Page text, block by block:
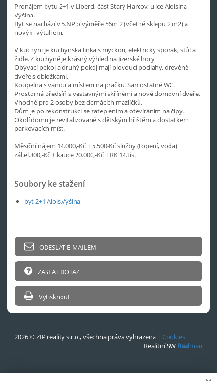
Pronájem bytu 2+1 v Liberci, část Starý Harcov, ulice Aloisina
Výšina.
Byt se nachází v 5.NP o výměře 56m 2 (včetně sklepu 2 m2) a
novým výtahem.
V kuchyni je kuchyňská linka s myčkou, elektrický sporák, stůl a
židle. Z kuchyně je krásný výhled na Jizerské hory.
Obývací pokoj a druhý pokoj mají plovoucí podlahy, dřevěné
dveře s obložkami.
Koupelna s vanou a místem na pračku. Samostatné WC.
Prostorná předsíň s vestavnými skříněmi a nové domovní dveře.
Vhodné pro 2 osoby bez domácích mazlíčků.
Dům je po rekonstrukci se zateplením a otevíráním na čipy.
Okolí domu je revitalizované s dětským hřištěm a dostatkem
parkovacích míst.
Měsíční nájem 14.000,-Kč + 5.500-Kč služby (topení, voda)
zál.el.800,-Kč + kauce 20.000,-Kč + RK 14.tis.
Soubory ke stažení
byt 2+1 Alois.Výšina
ODESLAT E-MAILEM
ZASLAT DOTAZ
Vytisknout
2026 © ZIP reality s.r.o., všechna práva vyhrazena | Cookies
Realitní SW Realman